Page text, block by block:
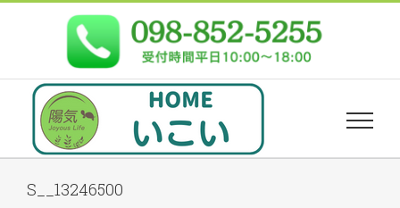
S__13246500